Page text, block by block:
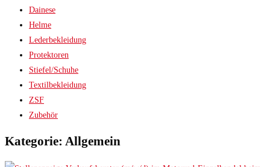
Dainese
Helme
Lederbekleidung
Protektoren
Stiefel/Schuhe
Textilbekleidung
ZSF
Zubehör
Kategorie: Allgemein